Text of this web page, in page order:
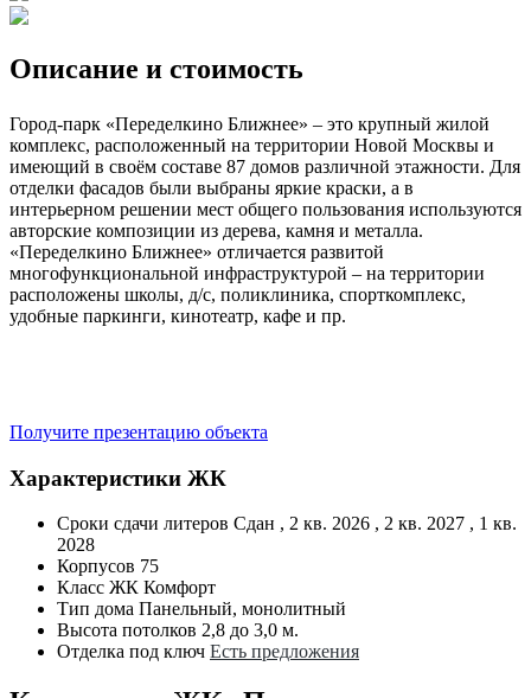
Описание и стоимость
Город-парк «Переделкино Ближнее» – это крупный жилой
комплекс, расположенный на территории Новой Москвы и
имеющий в своём составе 87 домов различной этажности. Для
отделки фасадов были выбраны яркие краски, а в
интерьерном решении мест общего пользования используются
авторские композиции из дерева, камня и металла.
«Переделкино Ближнее» отличается развитой
многофункциональной инфраструктурой – на территории
расположены школы, д/с, поликлиника, спорткомплекс,
удобные паркинги, кинотеатр, кафе и пр.
Получите презентацию объекта
Характеристики ЖК
Сроки сдачи литеров Сдан , 2 кв. 2026 , 2 кв. 2027 , 1 кв.
2028
Корпусов 75
Класс ЖК Комфорт
Тип дома Панельный, монолитный
Высота потолков 2,8 до 3,0 м.
Отделка под ключ Есть предложения